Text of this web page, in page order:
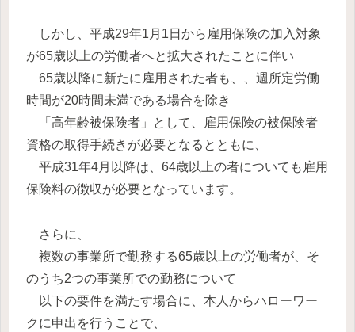
しかし、平成29年1月1日から雇用保険の加入対象
が65歳以上の労働者へと拡大されたことに伴い
65歳以降に新たに雇用された者も、、週所定労働
時間が20時間未満である場合を除き
「高年齢被保険者」として、雇用保険の被保険者
資格の取得手続きが必要となるとともに、
平成31年4月以降は、64歳以上の者についても雇用
保険料の徴収が必要となっています。
さらに、
複数の事業所で勤務する65歳以上の労働者が、そ
のうち2つの事業所での勤務について
以下の要件を満たす場合に、本人からハローワー
クに申出を行うことで、